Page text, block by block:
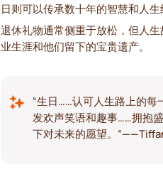
日则可以传承数十年的智慧和人生
退休礼物通常侧重于放松，但人
业生涯和他们留下的宝贵遗产。
“生日……认可人生路上的
发欢声笑语和趣事……拥抱
下对未来的愿望。